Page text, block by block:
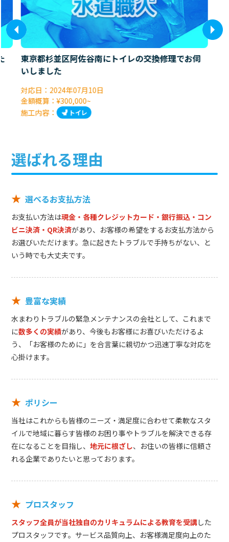
東京都杉並区阿佐谷南にトイレの交換修理でお伺
いしました
対応日： 2024年07月10日
金額概算：¥300,000~
施工内容：
トイレ
選ばれる理由
★ 選べるお支払方法
お支払い方法は現金・各種クレジットカード・銀行振込・コン
ビニ決済・QR決済があり、お客様の希望をするお支払方法から
お選びいただけます。急に起きたトラブルで手持ちがない、と
いう時でも大丈夫です。
★ 豊富な実績
水まわりトラブルの緊急メンテナンスの会社として、これまで
に数多くの実績があり、今後もお客様にお喜びいただけるよ
う、「お客様のために」を合言葉に親切かつ迅速丁寧な対応を
心掛けます。
★ ポリシー
当社はこれからも皆様のニーズ・満足度に合わせて柔軟なスタ
イルで地域に暮らす皆様のお困り事やトラブルを解決できる存
在になることを目指し、地元に根ざし、お住いの皆様に信頼さ
れる企業でありたいと思っております。
★ プロスタッフ
スタッフ全員が当社独自のカリキュラムによる教育を受講した
プロスタッフです。サービス品質向上、お客様満足度向上のた